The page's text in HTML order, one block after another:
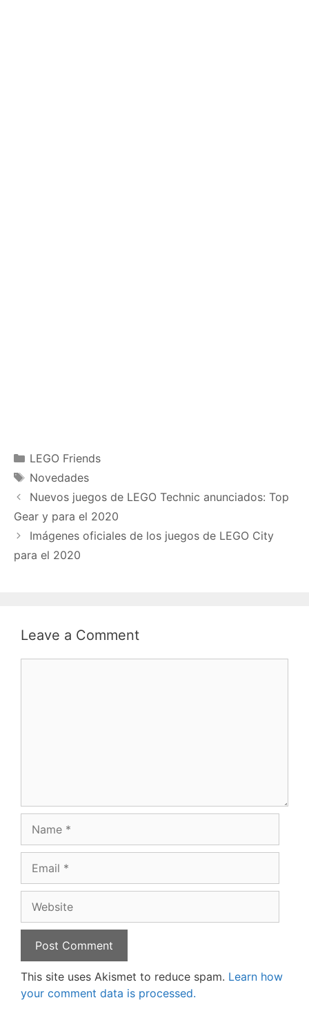
Categories
LEGO Friends
Tags
Novedades
Nuevos juegos de LEGO Technic anunciados: Top
Gear y para el 2020
Imágenes oficiales de los juegos de LEGO City
para el 2020
Leave a Comment
This site uses Akismet to reduce spam. Learn how
your comment data is processed.